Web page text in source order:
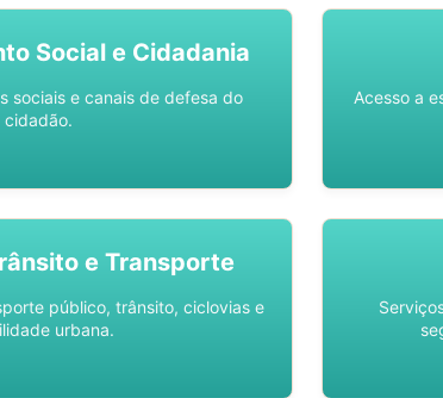
Social e Cidadania
sociais e canais de defesa do
cidadão.
Acesso a
e Transporte
público, trânsito, ciclovias e
urbana.